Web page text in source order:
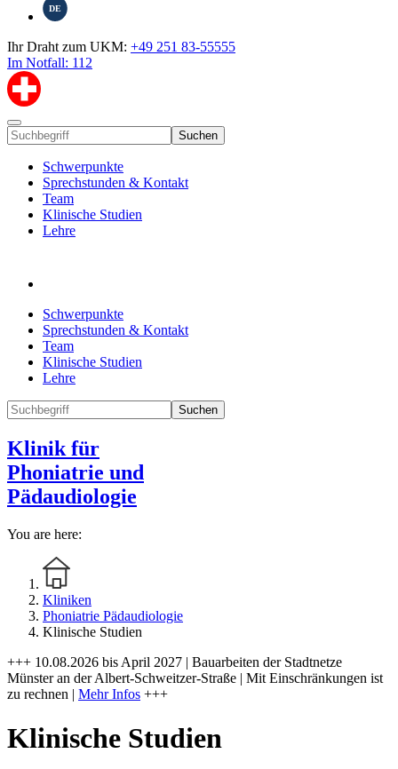
DE
Ihr Draht zum UKM: +49 251 83-55555
Im Notfall: 112
Suchen
Schwerpunkte
Sprechstunden & Kontakt
Team
Klinische Studien
Lehre
Schwerpunkte
Sprechstunden & Kontakt
Team
Klinische Studien
Lehre
Suchen
Klinik für
Phoniatrie und
Pädaudiologie
You are here:
Kliniken
Phoniatrie Pädaudiologie
Klinische Studien
+++ 10.08.2026 bis April 2027 | Bauarbeiten der Stadtnetze
Münster an der Albert-Schweitzer-Straße | Mit Einschränkungen ist
zu rechnen | Mehr Infos +++
Klinische Studien